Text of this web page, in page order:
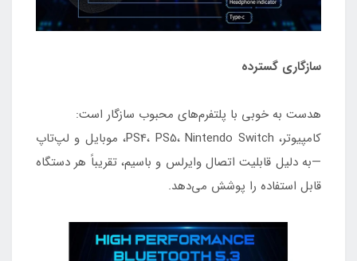
سازگاری گسترده
هدست به خوبی با پلتفرم‌های محبوب سازگار است:
کامپیوتر، PS4، PS5، Nintendo Switch، موبایل و لپ‌تاپ
—به دلیل قابلیت اتصال وایرلس و باسیم، تقریباً هر دستگاه
قابل استفاده را پوشش می‌دهد.